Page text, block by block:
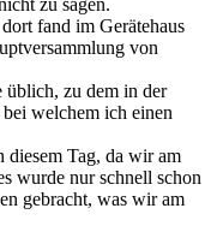
fand im Gerätehaus
von
üblich, zu dem in der
welchem ich einen
diesem Tag, da wir am
wurde nur schnell schon
gebracht, was wir am